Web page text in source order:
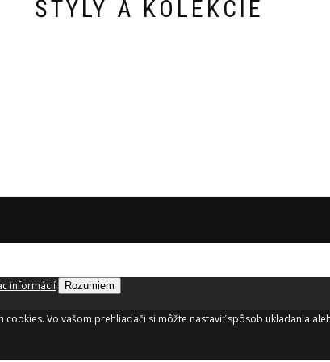
ŠTÝLY A KOLEKCIE
informácií Rozumiem
Vo vašom prehliadači si môžte nastaviť spôsob ukladania